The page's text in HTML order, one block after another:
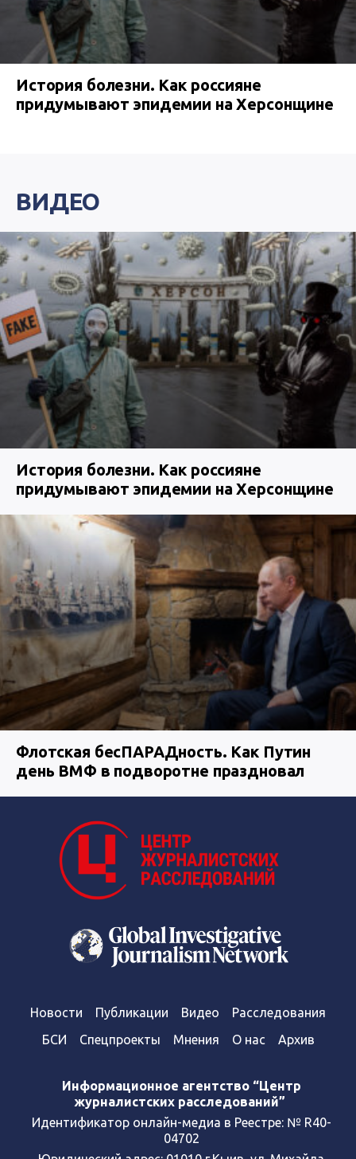
История болезни. Как россияне
придумывают эпидемии на Херсонщине
ВИДЕО
История болезни. Как россияне
придумывают эпидемии на Херсонщине
Флотская бесПАРАДность. Как Путин
день ВМФ в подворотне праздновал
Новости Публикации Видео
Расследования
БСИ
Спецпроекты Мнения О нас Архив
Информационное агентство “Центр
журналистских расследований”
Идентификатор онлайн-медиа в Реестре: № R40-
04702